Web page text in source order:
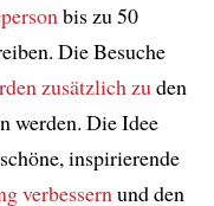
bis zu 50
Die Besuche
zusätzlich zuden
werden. Die Idee
inspirierende
verbessernund den